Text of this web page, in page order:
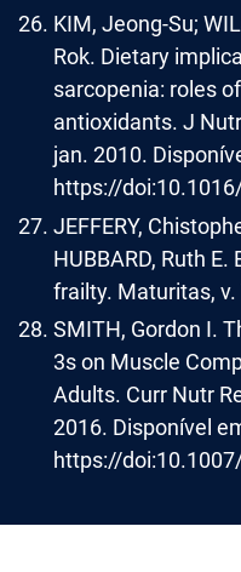
KIM, Jeong-Su;
Rok. Dietary
sarcopenia: roles
antioxidants. J
jan. 2010.
https://
JEFFERY,
HUBBARD, Ruth
frailty. Maturitas, v.
SMITH, Gordon I.
3s on Muscle
Adults. Curr Nutr
2016. Disponível
https://